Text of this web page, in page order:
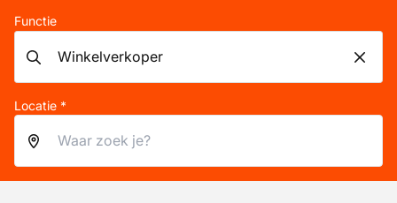
Functie
Locatie *